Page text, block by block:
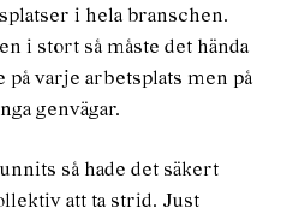
i hela branschen.
i stort så måste det hända
varje arbetsplats men på
genvägar.
så hade det säkert
att ta strid. Just